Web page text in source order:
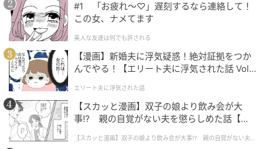
自身のアイデンティティとして定着している「ピンク
髪」の長さを変えることすらも、ファンを楽しませる
極上のエンターテインメントへと昇華させてしまうセ
ルフプロデュース能力の高さには目を見張るものがあ
ります。とりわけ、切った髪を人気アニメの必殺技
「螺旋丸」に見立てるユーモアは、サブカルチャーへ
の深い造詣と旺盛なサービス精神を持ち合わせる佐久
間さんならではの見事な発信と言えるでしょう。色気
漂う長髪での妖艶な姿から一転、短髪でのフレッシュ
#1 「お疲れ〜♡」遅刻するなら連絡して！
この女、ナメてます
美人な友達は何でも許される
【漫画】新婚夫に浮気疑惑！絶対証拠をつか
んでやる！【エリート夫に浮気された話 Vol.
エリート夫に浮気された話
【スカッと漫画】双子の娘より飲み会が大
事!? 親の自覚がない夫を懲らしめた話【第1
【スカッと漫画】双子の娘より飲み会が大事!? 親の自覚がない夫を
懲らしめた話